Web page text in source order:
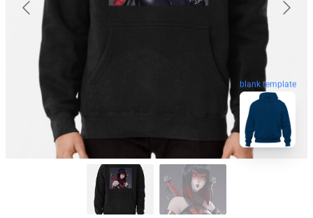
blank template